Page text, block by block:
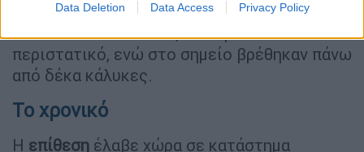
Data Deletion Data Access Privacy Policy
προχώρησαν σε δυοπροσαγωγές ατόμων
που πιθανόν να σχετίζονται με το
περιστατικό, ενώ στο σημείο βρέθηκαν πάνω
από δέκα κάλυκες.
Το χρονικό
Η επίθεση έλαβε χώρα σε κατάστημα